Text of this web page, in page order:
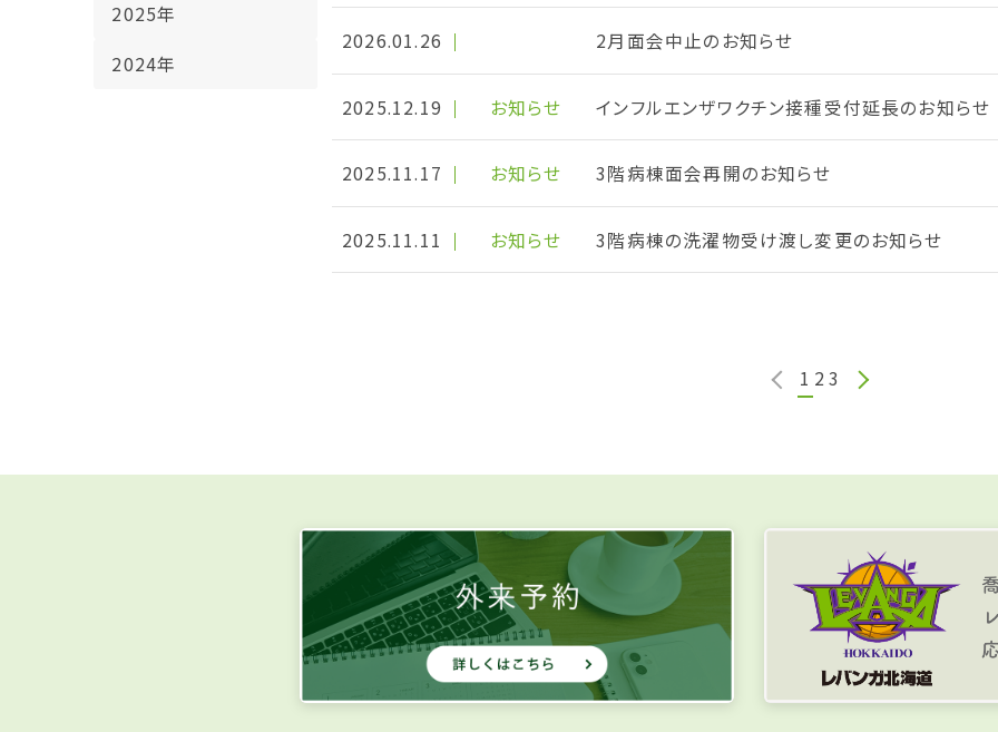
2025年
2024年
2026.01.26 2月面会中止のお知らせ
2025.12.19 お知らせ インフルエンザワクチン接種受付延長のお知らせ
2025.11.17 お知らせ 3階病棟面会再開のお知らせ
2025.11.11 お知らせ 3階病棟の洗濯物受け渡し変更のお知らせ
1 23